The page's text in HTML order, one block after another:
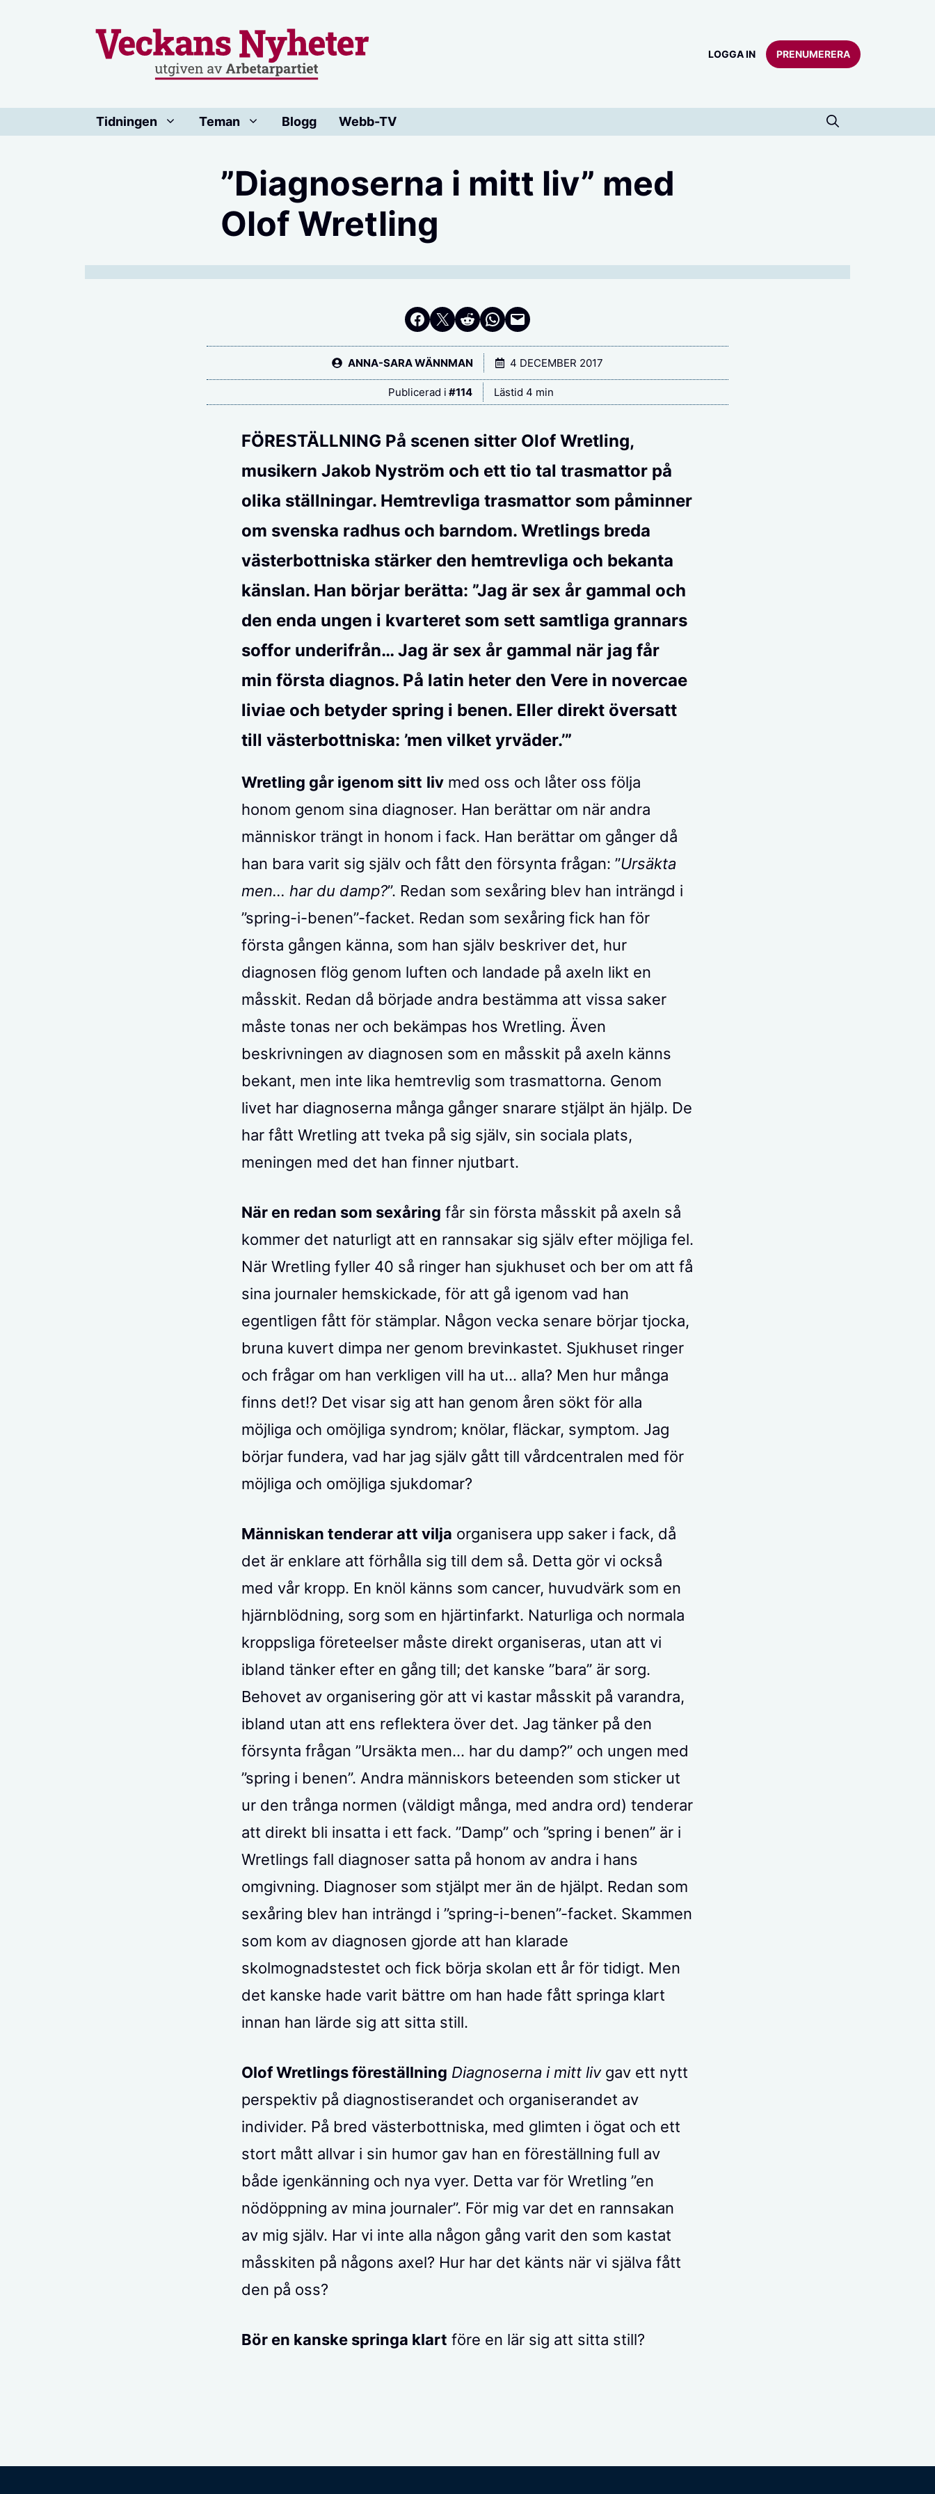
LOGGA IN PRENUMERERA
Tidningen Teman Blogg Webb-TV
”Diagnoserna i mitt liv” med
Olof Wretling
Dela på Facebook
Dela på Twitter
Dela på RedditDela i WhatsApp
Maila en länk
ANNA-SARA WÄNNMAN 4 DECEMBER 2017
Publicerad i #114 Lästid 4 min
FÖRESTÄLLNING På scenen sitter Olof Wretling,
musikern Jakob Nyström och ett tio tal trasmattor på
olika ställningar. Hemtrevliga trasmattor som påminner
om svenska radhus och barndom. Wretlings breda
västerbottniska stärker den hemtrevliga och bekanta
känslan. Han börjar berätta: ”Jag är sex år gammal och
den enda ungen i kvarteret som sett samtliga grannars
soffor underifrån… Jag är sex år gammal när jag får
min första diagnos. På latin heter den Vere in novercae
liviae och betyder spring i benen. Eller direkt översatt
till västerbottniska: ’men vilket yrväder.’”
Wretling går igenom sitt liv med oss och låter oss följa
honom genom sina diagnoser. Han berättar om när andra
människor trängt in honom i fack. Han berättar om gånger då
han bara varit sig själv och fått den försynta frågan: ”Ursäkta
men… har du damp?”. Redan som sexåring blev han inträngd i
”spring-i-benen”-facket. Redan som sexåring fick han för
första gången känna, som han själv beskriver det, hur
diagnosen flög genom luften och landade på axeln likt en
måsskit. Redan då började andra bestämma att vissa saker
måste tonas ner och bekämpas hos Wretling. Även
beskrivningen av diagnosen som en måsskit på axeln känns
bekant, men inte lika hemtrevlig som trasmattorna. Genom
livet har diagnoserna många gånger snarare stjälpt än hjälp. De
har fått Wretling att tveka på sig själv, sin sociala plats,
meningen med det han finner njutbart.
När en redan som sexåring får sin första måsskit på axeln så
kommer det naturligt att en rannsakar sig själv efter möjliga fel.
När Wretling fyller 40 så ringer han sjukhuset och ber om att få
sina journaler hemskickade, för att gå igenom vad han
egentligen fått för stämplar. Någon vecka senare börjar tjocka,
bruna kuvert dimpa ner genom brevinkastet. Sjukhuset ringer
och frågar om han verkligen vill ha ut… alla? Men hur många
finns det!? Det visar sig att han genom åren sökt för alla
möjliga och omöjliga syndrom; knölar, fläckar, symptom. Jag
börjar fundera, vad har jag själv gått till vårdcentralen med för
möjliga och omöjliga sjukdomar?
Människan tenderar att vilja organisera upp saker i fack, då
det är enklare att förhålla sig till dem så. Detta gör vi också
med vår kropp. En knöl känns som cancer, huvudvärk som en
hjärnblödning, sorg som en hjärtinfarkt. Naturliga och normala
kroppsliga företeelser måste direkt organiseras, utan att vi
ibland tänker efter en gång till; det kanske ”bara” är sorg.
Behovet av organisering gör att vi kastar måsskit på varandra,
ibland utan att ens reflektera över det. Jag tänker på den
försynta frågan ”Ursäkta men… har du damp?” och ungen med
”spring i benen”. Andra människors beteenden som sticker ut
ur den trånga normen (väldigt många, med andra ord) tenderar
att direkt bli insatta i ett fack. ”Damp” och ”spring i benen” är i
Wretlings fall diagnoser satta på honom av andra i hans
omgivning. Diagnoser som stjälpt mer än de hjälpt. Redan som
sexåring blev han inträngd i ”spring-i-benen”-facket. Skammen
som kom av diagnosen gjorde att han klarade
skolmognadstestet och fick börja skolan ett år för tidigt. Men
det kanske hade varit bättre om han hade fått springa klart
innan han lärde sig att sitta still.
Olof Wretlings föreställning Diagnoserna i mitt livgav ett nytt
perspektiv på diagnostiserandet och organiserandet av
individer. På bred västerbottniska, med glimten i ögat och ett
stort mått allvar i sin humor gav han en föreställning full av
både igenkänning och nya vyer. Detta var för Wretling ”en
nödöppning av mina journaler”. För mig var det en rannsakan
av mig själv. Har vi inte alla någon gång varit den som kastat
måsskiten på någons axel? Hur har det känts när vi själva fått
den på oss?
Bör en kanske springa klart före en lär sig att sitta still?